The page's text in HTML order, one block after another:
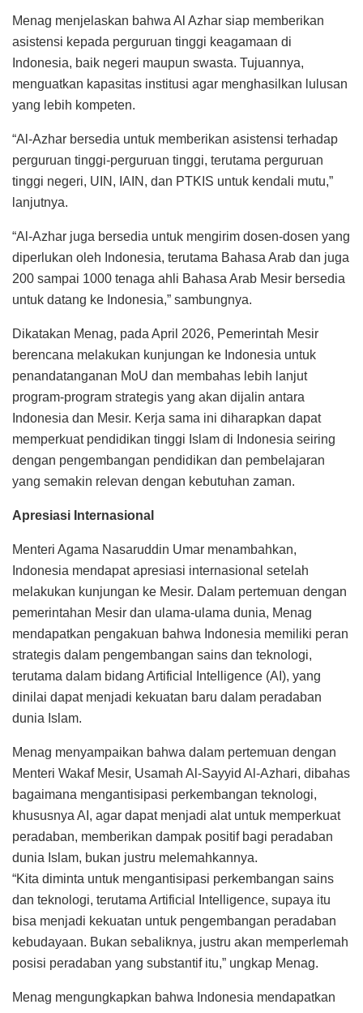
Menag menjelaskan bahwa Al Azhar siap memberikan
asistensi kepada perguruan tinggi keagamaan di
Indonesia, baik negeri maupun swasta. Tujuannya,
menguatkan kapasitas institusi agar menghasilkan lulusan
yang lebih kompeten.
“Al-Azhar bersedia untuk memberikan asistensi terhadap
perguruan tinggi-perguruan tinggi, terutama perguruan
tinggi negeri, UIN, IAIN, dan PTKIS untuk kendali mutu,”
lanjutnya.
“Al-Azhar juga bersedia untuk mengirim dosen-dosen yang
diperlukan oleh Indonesia, terutama Bahasa Arab dan juga
200 sampai 1000 tenaga ahli Bahasa Arab Mesir bersedia
untuk datang ke Indonesia,” sambungnya.
Dikatakan Menag, pada April 2026, Pemerintah Mesir
berencana melakukan kunjungan ke Indonesia untuk
penandatanganan MoU dan membahas lebih lanjut
program-program strategis yang akan dijalin antara
Indonesia dan Mesir. Kerja sama ini diharapkan dapat
memperkuat pendidikan tinggi Islam di Indonesia seiring
dengan pengembangan pendidikan dan pembelajaran
yang semakin relevan dengan kebutuhan zaman.
Apresiasi Internasional
Menteri Agama Nasaruddin Umar menambahkan,
Indonesia mendapat apresiasi internasional setelah
melakukan kunjungan ke Mesir. Dalam pertemuan dengan
pemerintahan Mesir dan ulama-ulama dunia, Menag
mendapatkan pengakuan bahwa Indonesia memiliki peran
strategis dalam pengembangan sains dan teknologi,
terutama dalam bidang Artificial Intelligence (AI), yang
dinilai dapat menjadi kekuatan baru dalam peradaban
dunia Islam.
Menag menyampaikan bahwa dalam pertemuan dengan
Menteri Wakaf Mesir, Usamah Al-Sayyid Al-Azhari, dibahas
bagaimana mengantisipasi perkembangan teknologi,
khususnya AI, agar dapat menjadi alat untuk memperkuat
peradaban, memberikan dampak positif bagi peradaban
dunia Islam, bukan justru melemahkannya.
“Kita diminta untuk mengantisipasi perkembangan sains
dan teknologi, terutama Artificial Intelligence, supaya itu
bisa menjadi kekuatan untuk pengembangan peradaban
kebudayaan. Bukan sebaliknya, justru akan memperlemah
posisi peradaban yang substantif itu,” ungkap Menag.
Menag mengungkapkan bahwa Indonesia mendapatkan